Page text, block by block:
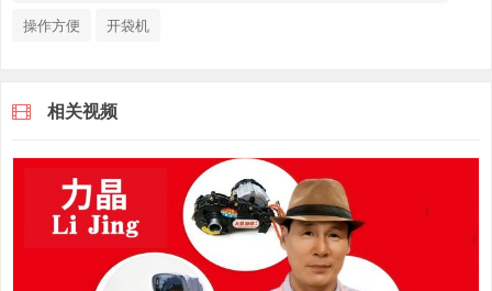
操作方便
开袋机
相关视频